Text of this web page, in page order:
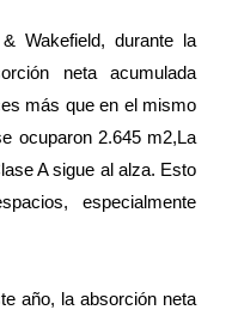
Wakefield, durante la
neta acumulada
más que en el mismo
ocuparon 2.645 m2,La
A sigue al alza. Esto
especialmente
año, la absorción neta